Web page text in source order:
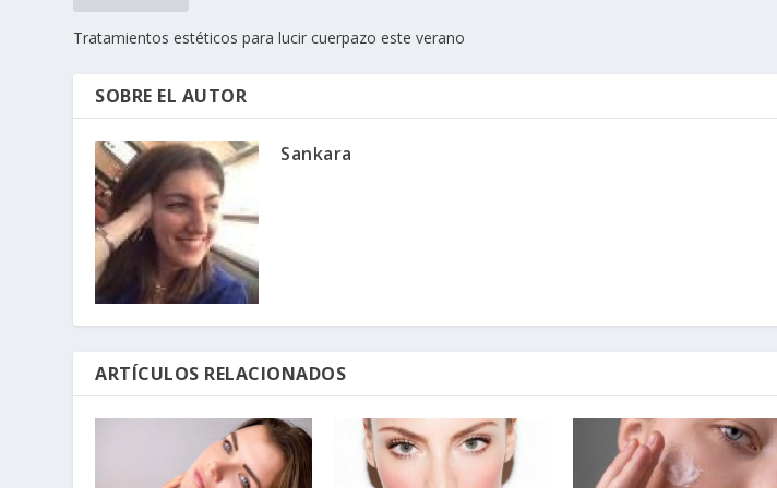
Tratamientos estéticos para lucir cuerpazo este verano
SOBRE EL AUTOR
Sankara
ARTÍCULOS RELACIONADOS